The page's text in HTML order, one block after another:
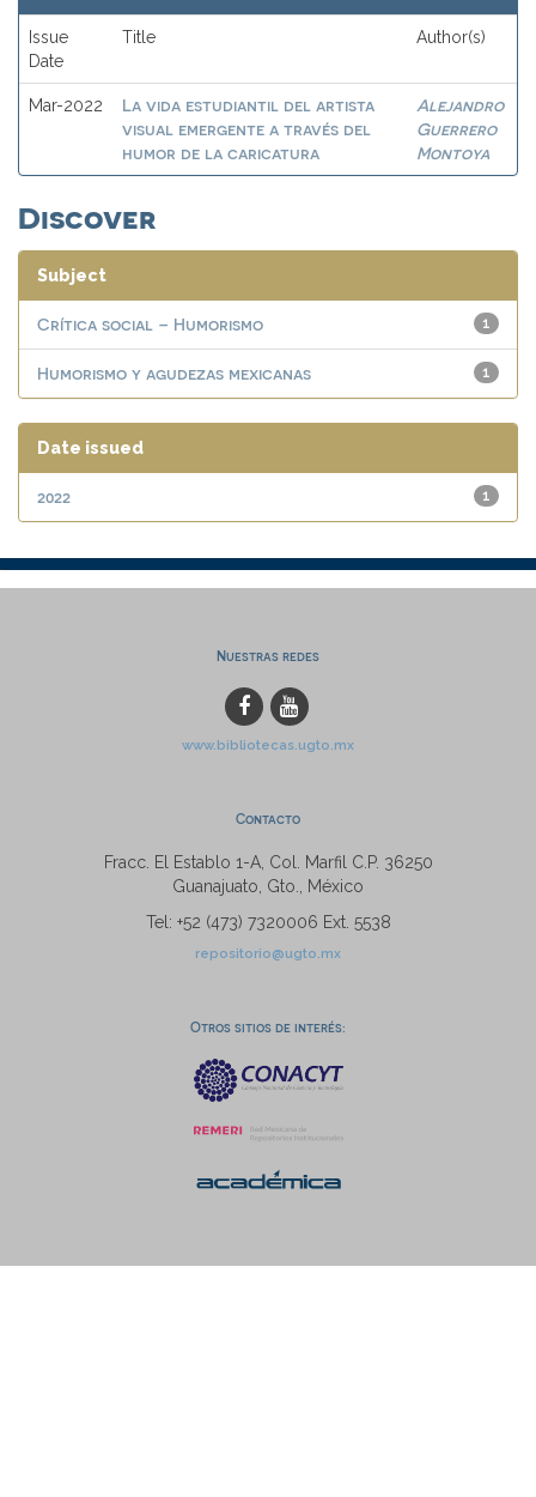
Issue
Date
Title Author(s)
Mar-2022
La vida estudiantil del artista
visual emergente a través del
humor de la caricatura
Alejandro
Guerrero
Montoya
Discover
Subject
1
Crítica social – Humorismo
1
Humorismo y agudezas mexicanas
Date issued
1
2022
Nuestras redes
www.bibliotecas.ugto.mx
Contacto
Fracc. El Establo 1-A, Col. Marfil C.P. 36250
Guanajuato, Gto., México
Tel: +52 (473) 7320006 Ext. 5538
repositorio@ugto.mx
Otros sitios de interés: